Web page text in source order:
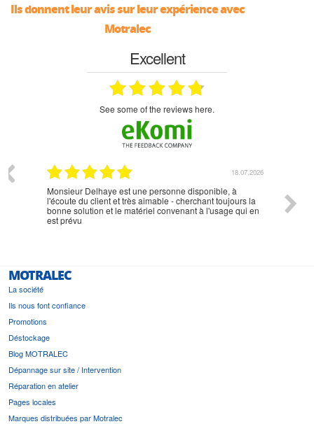
Ils donnent leur avis sur leur expérience avec
Motralec
Excellent
see some of the reviews here.
18.07.2026
Monsieur Delhaye est une personne disponible, à
l'écoute du client et très aimable - cherchant toujours la
bonne solution et le matériel convenant à l'usage qui en
est prévu
MOTRALEC
La société
Ils nous font confiance
Promotions
Déstockage
Blog MOTRALEC
Dépannage sur site / Intervention
Réparation en atelier
Pages locales
Marques distribuées par Motralec